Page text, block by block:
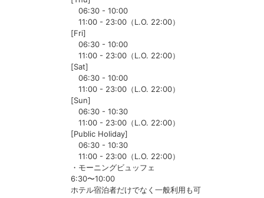
06:30 - 10:00
11:00 - 23:00（L.O. 22:00）
[Fri]
06:30 - 10:00
11:00 - 23:00（L.O. 22:00）
[Sat]
06:30 - 10:00
11:00 - 23:00（L.O. 22:00）
[Sun]
06:30 - 10:30
11:00 - 23:00（L.O. 22:00）
[Public Holiday]
06:30 - 10:30
11:00 - 23:00（L.O. 22:00）
・モーニングビュッフェ
6:30〜10:00
ホテル宿泊者だけでなく一般利用も可